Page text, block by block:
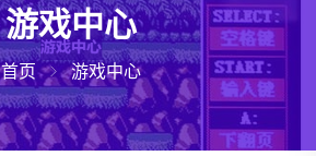
游戏中心
首页 游戏中心